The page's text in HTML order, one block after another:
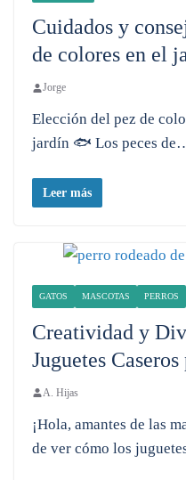
Cuidados y
de colores en el
Jorge
Elección del pez de
jardín 🐟 Los peces
Leer más
GATOS MASCOTAS PERROS
Creatividad y
Juguetes
A. Hijas
¡Hola, amantes de las
de ver cómo los